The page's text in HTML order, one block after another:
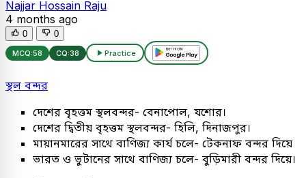
Najjar Hossain Raju
4 months ago
0 0
MCQ:58 CQ:38 Practice
স্থল বন্দর
দেশের বৃহত্তম স্থলবন্দর- বেনাপোল, যশোর।
দেশের দ্বিতীয় বৃহত্তম স্থলবন্দর- হিলি, দিনাজপুর।
মায়ানমারের সাথে বাণিজ্য কার্য চলে- টেকনাফ বন্দর দিয়ে
ভারত ও ভুটানের সাথে বাণিজ্য চলে- বুড়িমারী বন্দর দিয়ে।